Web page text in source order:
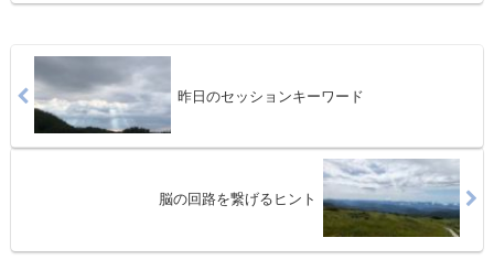
昨日のセッションキーワード
脳の回路を繋げるヒント